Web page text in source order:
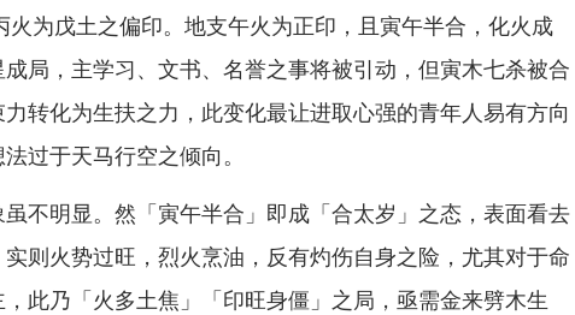
火为戊土之偏印。地支午火为正印，且寅午半合，化火成
局，主学习、文书、名誉之事将被引动，但寅木七杀被合
转化为生扶之力，此变化最让进取心强的青年人易有方向
过于天马行空之倾向。
不明显。然「寅午半合」即成「合太岁」之态，表面看去
则火势过旺，烈火烹油，反有灼伤自身之险，尤其对于命
此乃「火多土焦」「印旺身僵」之局，亟需金来劈木生